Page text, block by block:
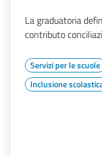
La graduatoria
contributo
Servizi per le scuole
Inclusione